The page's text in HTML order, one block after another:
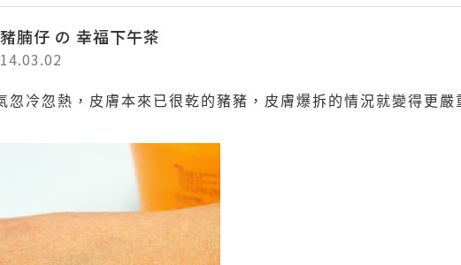
腩仔 の 幸福下午茶
忽冷忽熱，皮膚本來已很乾的豬豬，皮膚爆拆的情況就變得更嚴